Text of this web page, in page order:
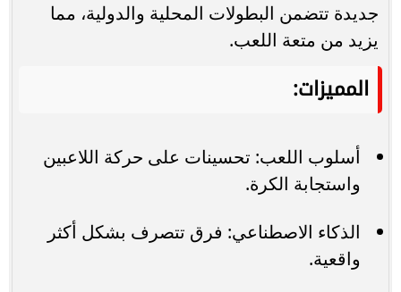
جديدة تتضمن البطولات المحلية والدولية، مما
يزيد من متعة اللعب.
المميزات:
أسلوب اللعب: تحسينات على حركة اللاعبين
واستجابة الكرة.
الذكاء الاصطناعي: فرق تتصرف بشكل أكثر
واقعية.